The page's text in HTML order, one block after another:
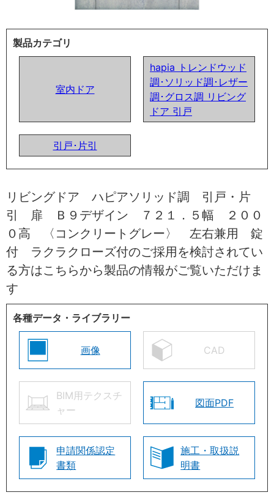
製品カテゴリ
室内ドア
hapia トレンドウッド
調･ソリッド調･レザー
調･グロス調 リビング
ドア 引戸
引戸･片引
リビングドア ハピアソリッド調 引戸・片
引 扉 Ｂ９デザイン ７２１．５幅 ２００
０高 〈コンクリートグレー〉 左右兼用 錠
付 ラクラクローズ付のご採用を検討されてい
る方はこちらから製品の情報がご覧いただけま
す
各種データ・ライブラリー
画像 CAD
BIM用テクスチ
ャー
図面PDF
申請関係認定
書類
施工・取扱説
明書